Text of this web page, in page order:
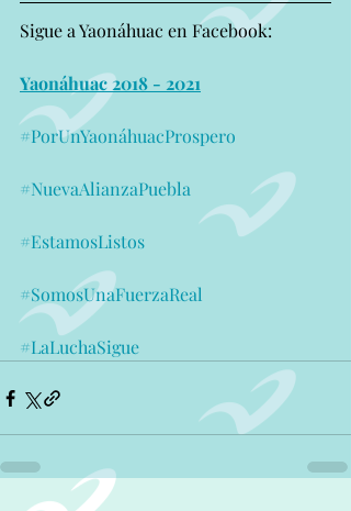
Sigue a Yaonáhuac en Facebook:
Yaonáhuac 2018 - 2021
#PorUnYaonáhuacProspero
#NuevaAlianzaPuebla
#EstamosListos
#SomosUnaFuerzaReal
#LaLuchaSigue